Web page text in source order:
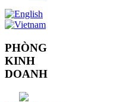
PHÒNG
KINH
DOANH